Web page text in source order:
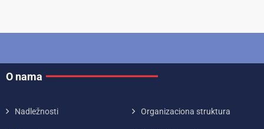
O nama
Nadležnosti Organizaciona struktura